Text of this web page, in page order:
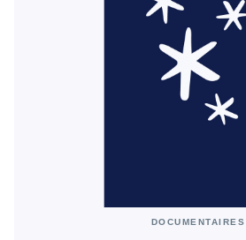
DOCUMENTAIRES